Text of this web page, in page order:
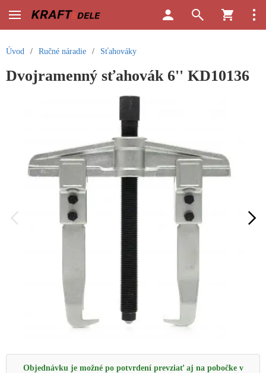
Úvod / Ručné náradie / Sťahováky
Dvojramenný sťahovák 6'' KD10136
Objednávku je možné po potvrdení prevziať aj na pobočke v